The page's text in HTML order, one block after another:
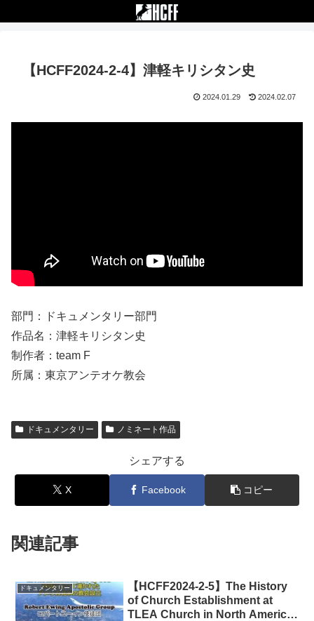
【HCFF2024-2-4】津軽キリシタン史
2024.01.29 2024.02.07
部門：ドキュメンタリー部門
作品名：津軽キリシタン史
制作者：team F
所属：東京アンテオケ教会
ドキュメンタリー ノミネート作品
シェアする
X Facebook コピー
関連記事
ドキュメンタリー
【HCFF2024-2-5】The History
of Church Establishment at
TLEA Church in North America